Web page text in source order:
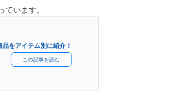
います。
をアイテム別に紹介！
この記事を読む